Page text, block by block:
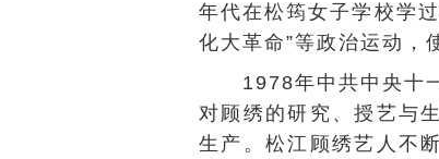
年代在松筠女子学校学
化大革命”等政治运动，
1978年中共中央十
对顾绣的研究、授艺与
生产。松江顾绣艺人不